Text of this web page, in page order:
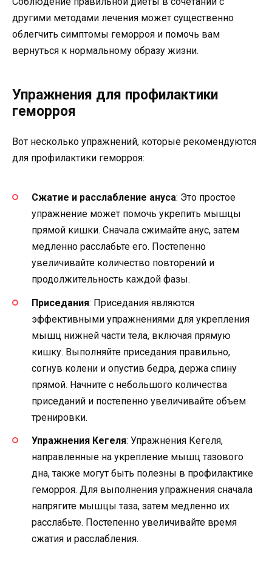
другими методами лечения может существенно
облегчить симптомы геморроя и помочь вам
вернуться к нормальному образу жизни.
Упражнения для профилактики
геморроя
Вот несколько упражнений, которые рекомендуются
для профилактики геморроя:
Сжатие и расслабление ануса: Это простое
упражнение может помочь укрепить мышцы
прямой кишки. Сначала сжимайте анус, затем
медленно расслабьте его. Постепенно
увеличивайте количество повторений и
продолжительность каждой фазы.
Приседания: Приседания являются
эффективными упражнениями для укрепления
мышц нижней части тела, включая прямую
кишку. Выполняйте приседания правильно,
согнув колени и опустив бедра, держа спину
прямой. Начните с небольшого количества
приседаний и постепенно увеличивайте объем
тренировки.
Упражнения Кегеля: Упражнения Кегеля,
направленные на укрепление мышц тазового
дна, также могут быть полезны в профилактике
геморроя. Для выполнения упражнения сначала
напрягите мышцы таза, затем медленно их
расслабьте. Постепенно увеличивайте время
сжатия и расслабления.